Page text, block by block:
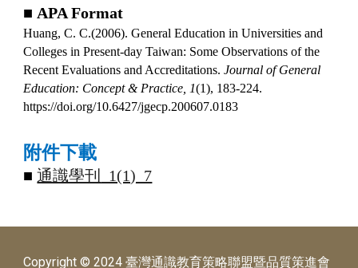
■ APA Format
Huang, C. C.(2006). General Education in Universities and
Colleges in Present-day Taiwan: Some Observations of the
Recent Evaluations and Accreditations.Journal of General
Education: Concept & Practice, 1(1), 183-224.
https://doi.org/10.6427/jgecp.200607.0183
附件下載
■ 通識學刊 _1(1)_7
Copyright © 2024 臺灣通識教育策略聯盟暨品質策進會